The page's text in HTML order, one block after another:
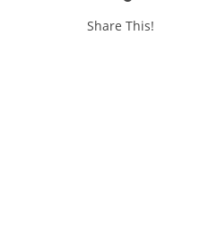
Share This!